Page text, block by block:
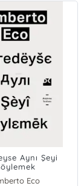
Aynı Şeyi
Eco